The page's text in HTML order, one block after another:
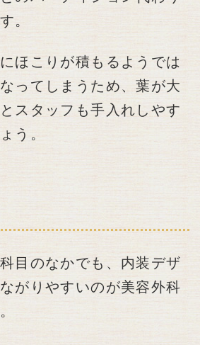
。
ほこりが積もるようでは
ってしまうため、葉が大
スタッフも手入れしやす
う。
目のなかでも、内装デザ
がりやすいのが美容外科